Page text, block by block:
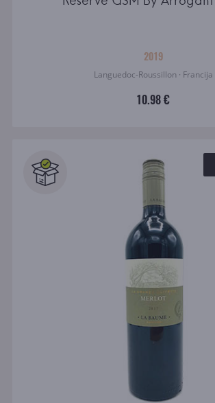
2019
Languedoc-Roussillon · Francija
10.98 €